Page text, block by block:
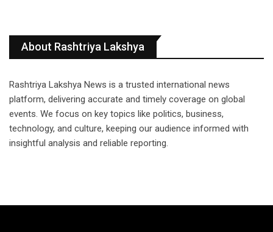
About Rashtriya Lakshya
Rashtriya Lakshya News is a trusted international news
platform, delivering accurate and timely coverage on global
events. We focus on key topics like politics, business,
technology, and culture, keeping our audience informed with
insightful analysis and reliable reporting.